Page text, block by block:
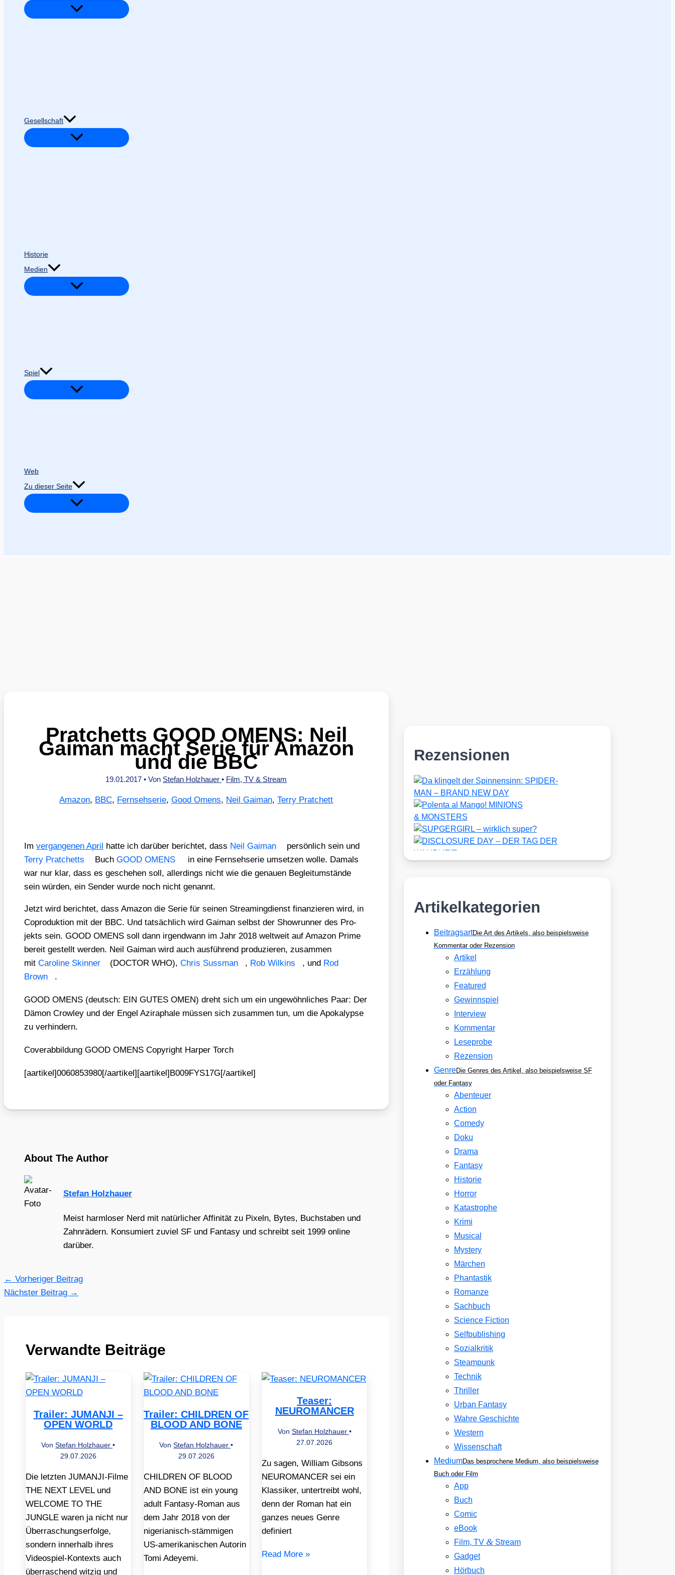
Gesellschaft
Historie
Medien
Spiel
Web
Zu dieser Seite
Pratchetts GOOD OMENS: Neil
Gaiman macht Serie für Amazon
und die BBC
19.01.2017• Von Stefan Holzhauer• Film, TV & Stream
Amazon, BBC, Fernsehserie,Good Omens, Neil Gaiman,Terry Pratchett
Im ver­gan­ge­nen April hat­te ich dar­über berich­tet, dass Neil Gai­man
per­sön­lich sein und
Ter­ry Prat­chetts
Buch GOOD OMENS
in eine Fern­seh­se­rie umset­zen wol­le. Damals
war nur klar, dass es gesche­hen soll, aller­dings nicht wie die genau­en Begleit­um­stän­de
sein wür­den, ein Sen­der wur­de noch nicht genannt.
Jetzt wird berich­tet, dass Ama­zon die Serie für sei­nen Strea­ming­dienst finan­zie­ren wird, in
Copro­duk­ti­on mit der BBC. Und tat­säch­lich wird Gai­man selbst der Show­run­ner des Pro­
jekts sein. GOOD OMENS soll dann irgend­wann im Jahr 2018 welt­weit auf Ama­zon Prime
bereit gestellt wer­den. Neil Gai­man wird auch aus­füh­rend pro­du­zie­ren, zusam­men
mit Caro­li­ne Skin­ner (DOCTOR WHO), Chris Suss­man , Rob Wil­kins , und Rod
Brown
.
GOOD OMENS (deutsch: EIN GUTES OMEN) dreht sich um ein unge­wöhn­li­ches Paar: Der
Dämon Crow­ley und der Engel Azi­ra­pha­le müs­sen sich zusam­men tun, um die Apo­ka­lyp­se
zu ver­hin­dern.
Cover­ab­bil­dung GOOD OMENS Copy­right Har­per Torch
[aartikel]0060853980[/aartikel][aartikel]B009FYS17G[/aartikel]
About The Author
Stefan Holzhauer
Meist harmloser Nerd mit natürlicher Affinität zu Pixeln, Bytes, Buchstaben und
Zahnrädern. Konsumiert zuviel SF und Fantasy und schreibt seit 1999 online
darüber.
← Vorheriger Beitrag
Nächster Beitrag →
Verwandte Beiträge
Trailer: JUMANJI –
OPEN WORLD
VonStefan Holzhauer•
29.07.2026
Die letzten JUMANJI-Filme
THE NEXT LEVEL und
WELCOME TO THE
JUNGLE waren ja nicht nur
Überraschungserfolge,
sondern innerhalb ihres
Videospiel-Kontexts auch
überraschend witzig und
Trailer: CHILDREN OF
BLOOD AND BONE
VonStefan Holzhauer•
29.07.2026
CHILDREN OF BLOOD
AND BONE ist ein young
adult Fantasy-Roman aus
dem Jahr 2018 von der
nigerianisch-stämmigen
US-amerikanischen Autorin
Tomi Adeyemi.
Teaser:
NEUROMANCER
Von Stefan Holzhauer •
27.07.2026
Zu sagen, William Gibsons
NEUROMANCER sei ein
Klassiker, untertreibt wohl,
denn der Roman hat ein
ganzes neues Genre
definiert
Read More »
Rezensionen
Artikelkategorien
BeitragsartDie Art des Artikels, also beispielsweise
Kommentar oder Rezension
Artikel
Erzählung
Featured
Gewinnspiel
Interview
Kommentar
Leseprobe
Rezension
GenreDie Genres des Artikel, also beispielsweise SF
oder Fantasy
Abenteuer
Action
Comedy
Doku
Drama
Fantasy
Historie
Horror
Katastrophe
Krimi
Musical
Mystery
Märchen
Phantastik
Romanze
Sachbuch
Science Fiction
Selfpublishing
Sozialkritik
Steampunk
Technik
Thriller
Urban Fantasy
Wahre Geschichte
Western
Wissenschaft
MediumDas besprochene Medium, also beispielsweise
Buch oder Film
App
Buch
Comic
eBook
Film, TV &Stream
Gadget
Hörbuch